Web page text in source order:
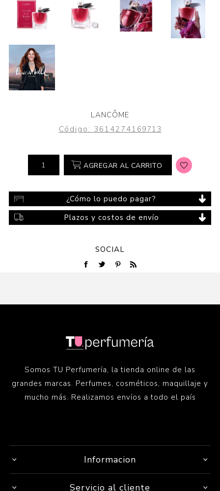
LANCÔME
Código: 3614274169713
AGREGAR AL CARRITO
¿Cómo lo puedo pagar?
Plazos y costos de envío
SOCIAL
Somos TU Perfumería, la tienda online de las
grandes marcas. Perfumes, cosméticos, maquillaje y
mucho más. Realizamos envíos a todo el país
Informacion
Servicio al cliente